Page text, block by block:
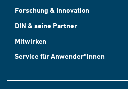
Forschung & Innovation
DIN & seine Partner
Mitwirken
Service für Anwender*innen